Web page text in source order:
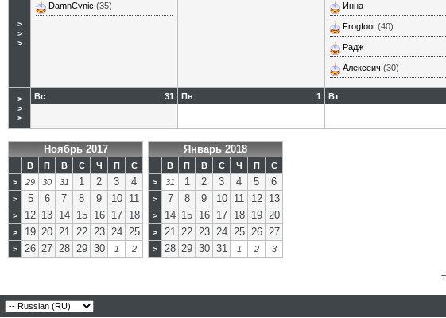
>
>
>
DamnCynic (35)
Инна
Frogfoot (40)
Радж
Алексеич (30)
>
>
>
31
Вс 1
Пн Вт
Ноябрь 2017
В П В С Ч П
С
>
29 30 31 1 2 3 4
> 5 6 7 8 9 10 11
> 12 13 14 15 16 17 18
> 19 20 21 22 23 24 25
> 26 27 28 29 30 1 2
Январь 2018
В П В С Ч П
С
>
31 1 2 3 4 5 6
> 7 8 9 10 11 12 13
> 14 15 16 17 18 19 20
> 21 22 23 24 25 26 27
> 28 29 30 31 1 2 3